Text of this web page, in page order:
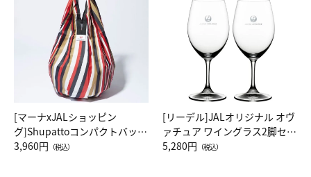
[マーナxJALショッピン
グ]Shupattoコンパクトバッグ
Drop JAL客室乗務員（LC）ス
3,960円 （税込）
[リーデル]JALオリジナル オヴ
ァチュア ワイングラス2脚セッ
ト（レッドワイン）
5,280円 （税込）